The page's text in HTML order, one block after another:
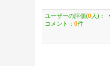
ユーザーの評価(0 人)：
コメント： 0件